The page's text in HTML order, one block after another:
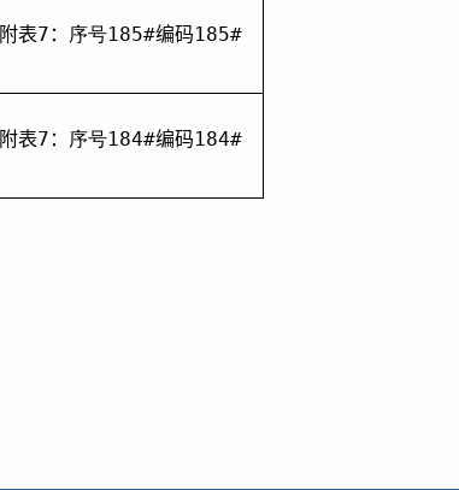
附表7 ： 序号185#编码185#
附表7 ： 序号184#编码184#